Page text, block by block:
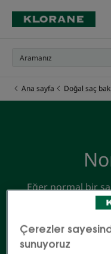
Ana sayfa Doğal saç
Eğer normal bir
ailenin
göre! Yulaf
Çerezler
sunuyoruz